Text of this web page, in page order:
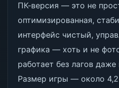
ПК-версия — это не
оптимизированная,
интерфейс чистый,
графика — хоть и не
работает без лагов
Размер игры — около 4,2